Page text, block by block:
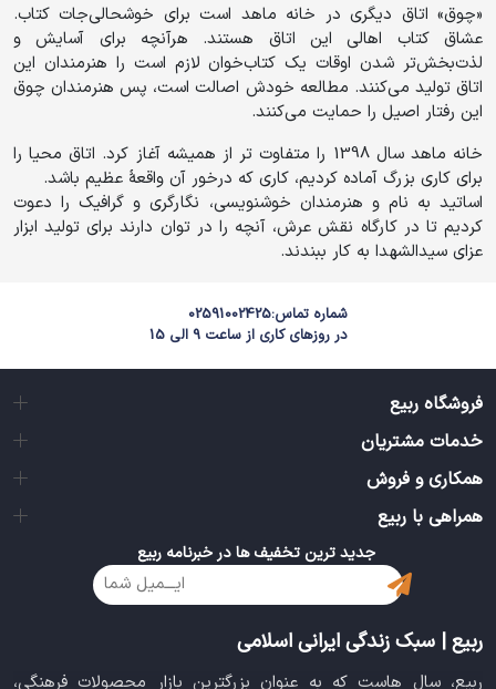
«چوق» اتاق دیگری در خانه ماهد است برای خوشحالی‌جات کتاب.
عشاق کتاب اهالی این اتاق هستند. هرآنچه برای آسایش و
لذت‌بخش‌تر شدن اوقات یک کتاب‌خوان لازم است را هنرمندان این
اتاق تولید می‌کنند. مطالعه خودش اصالت است، پس هنرمندان چوق
این رفتار اصیل را حمایت می‌کنند.
خانه ماهد سال 1398 را متفاوت تر از همیشه آغاز کرد. اتاق محیا را
برای کاری بزرگ آماده کردیم، کاری که درخور آن واقعۀ عظیم باشد.
اساتید به نام و هنرمندان خوشنویسی، نگارگری و گرافیک را دعوت
کردیم تا در کارگاه نقش عرش، آنچه را در توان دارند برای تولید ابزار
عزای سیدالشهدا به کار ببندند.
شماره تماس:02591002425
در روزهای کاری از ساعت 9 الی 15
فروشگاه ربیع
خدمات مشتریان
همکاری و فروش
همراهی با ربیع
جدید ترین تخفیف ها در خبرنامه ربیع
ربیع | سبک زندگی ایرانی اسلامی
ربیع، سال هاست که به عنوان بزرگترین بازار محصولات فرهنگی،